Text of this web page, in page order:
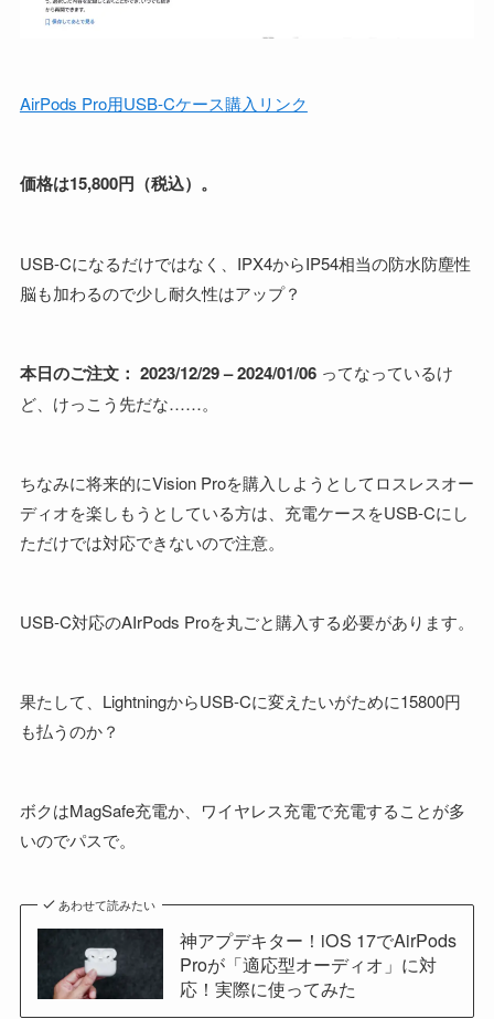
AirPods Pro用USB-Cケース購入リンク
価格は15,800円（税込）。
USB-Cになるだけではなく、IPX4からIP54相当の防水防塵性
脳も加わるので少し耐久性はアップ？
本日のご注文： 2023/12/29 – 2024/01/06ってなっているけ
ど、けっこう先だな……。
ちなみに将来的にVision Proを購入しようとしてロスレスオー
ディオを楽しもうとしている方は、充電ケースをUSB-Cにし
ただけでは対応できないので注意。
USB-C対応のAIrPods Proを丸ごと購入する必要があります。
果たして、LightningからUSB-Cに変えたいがために15800円
も払うのか？
ボクはMagSafe充電か、ワイヤレス充電で充電することが多
いのでパスで。
あわせて読みたい
神アプデキター！iOS 17でAirPods
Proが「適応型オーディオ」に対
応！実際に使ってみた